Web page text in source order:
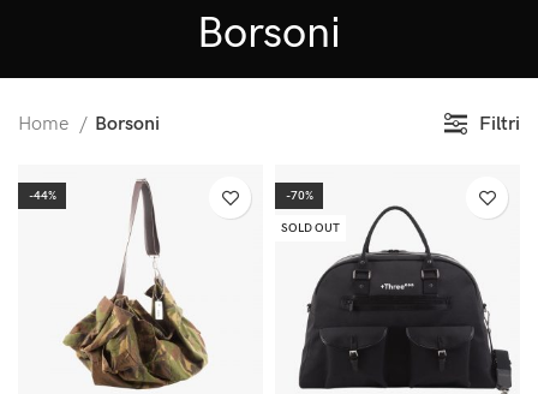
Borsoni
Home Borsoni Filtri
-44% -70%
SOLD OUT